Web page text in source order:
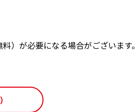
）が必要になる場合がございます。